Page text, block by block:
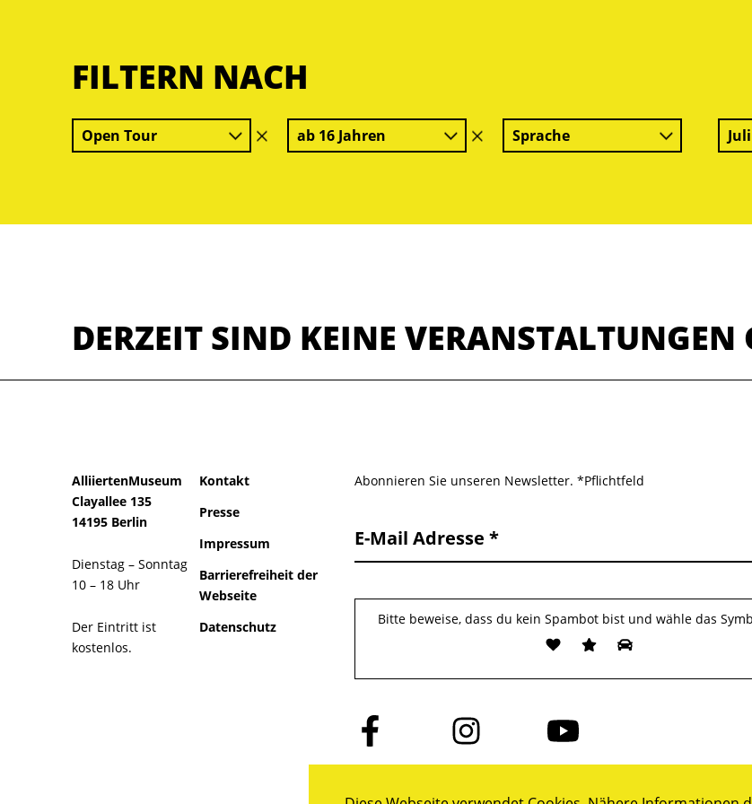
FILTERN NACH
Open Tour
Filter
löschen
ab 16 Jahren
Filter
löschen
Sprache
DERZEIT SIND KEINE VERANSTALTUNGEN
AlliiertenMuseum
Clayallee 135
14195 Berlin
Dienstag – Sonntag
10 – 18 Uhr
Der Eintritt ist
kostenlos.
Kontakt
Presse
Impressum
Barrierefreiheit der
Webseite
Datenschutz
Abonnieren Sie unseren Newsletter. *Pflichtfeld
E-Mail Adresse
Bitte beweise, dass du kein Spambot bist und wähle das
Folge
uns
auf
Folge
uns
auf
Folge
uns
auf